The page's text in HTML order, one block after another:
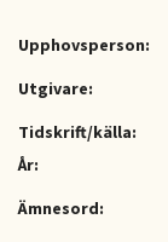
Upphovsperson:
Utgivare:
Tidskrift/källa:
År:
Ämnesord: